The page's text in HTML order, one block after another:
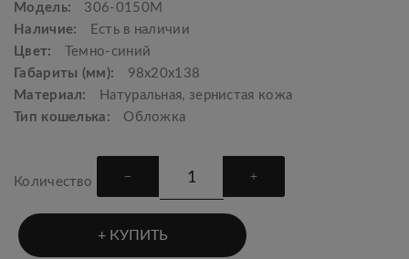
Модель:
306-0150М
Наличие:
Есть в наличии
Цвет:
Темно-синий
Габариты (мм):
98х20х138
Материал:
Натуральная, зернистая кожа
Тип кошелька:
Обложка
Количество
КУПИТЬ